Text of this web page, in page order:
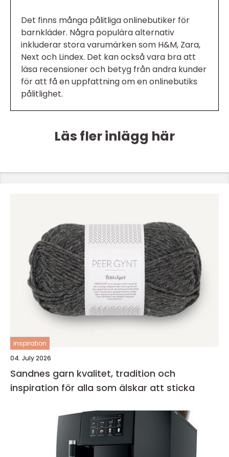
Det finns många pålitliga onlinebutiker för
barnkläder. Några populära alternativ
inkluderar stora varumärken som H&M, Zara,
Next och Lindex. Det kan också vara bra att
läsa recensioner och betyg från andra kunder
för att få en uppfattning om en onlinebutiks
pålitlighet.
Läs fler inlägg här
inspiration
04. July 2026
Sandnes garn kvalitet, tradition och
inspiration för alla som älskar att sticka